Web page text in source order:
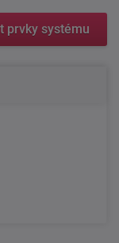
prvky systému